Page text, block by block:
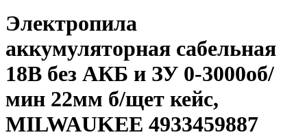
Электропила
аккумуляторная сабельная
18В без АКБ и ЗУ 0-3000об/
мин 22мм б/щет кейс,
MILWAUKEE 4933459887